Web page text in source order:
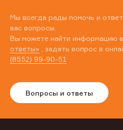
Мы всегда рады помочь и
вас вопросы.
Вы можете найти информацию
ответы» , задать вопрос в
(8552) 99-90-51
Вопросы и ответы